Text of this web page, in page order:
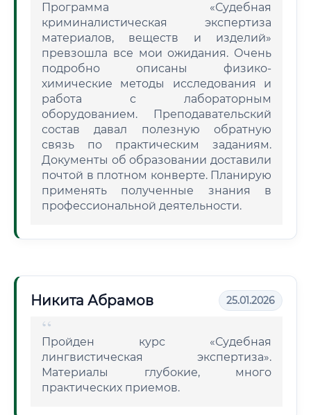
Программа «Судебная
криминалистическая экспертиза
материалов, веществ и изделий»
превзошла все мои ожидания. Очень
подробно описаны физико-
химические методы исследования и
работа с лабораторным
оборудованием. Преподавательский
состав давал полезную обратную
связь по практическим заданиям.
Документы об образовании доставили
почтой в плотном конверте. Планирую
применять полученные знания в
профессиональной деятельности.
Никита Абрамов 25.01.2026
Пройден курс «Судебная
лингвистическая экспертиза».
Материалы глубокие, много
практических приемов.